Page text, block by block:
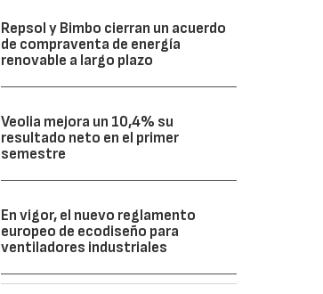
Repsol y Bimbo cierran un acuerdo
de compraventa de energía
renovable a largo plazo
Veolia mejora un 10,4% su
resultado neto en el primer
semestre
En vigor, el nuevo reglamento
europeo de ecodiseño para
ventiladores industriales